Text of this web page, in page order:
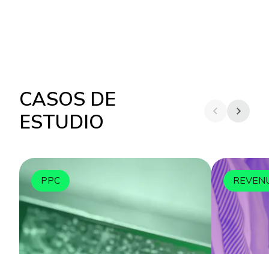
CASOS DE
ESTUDIO
PPC